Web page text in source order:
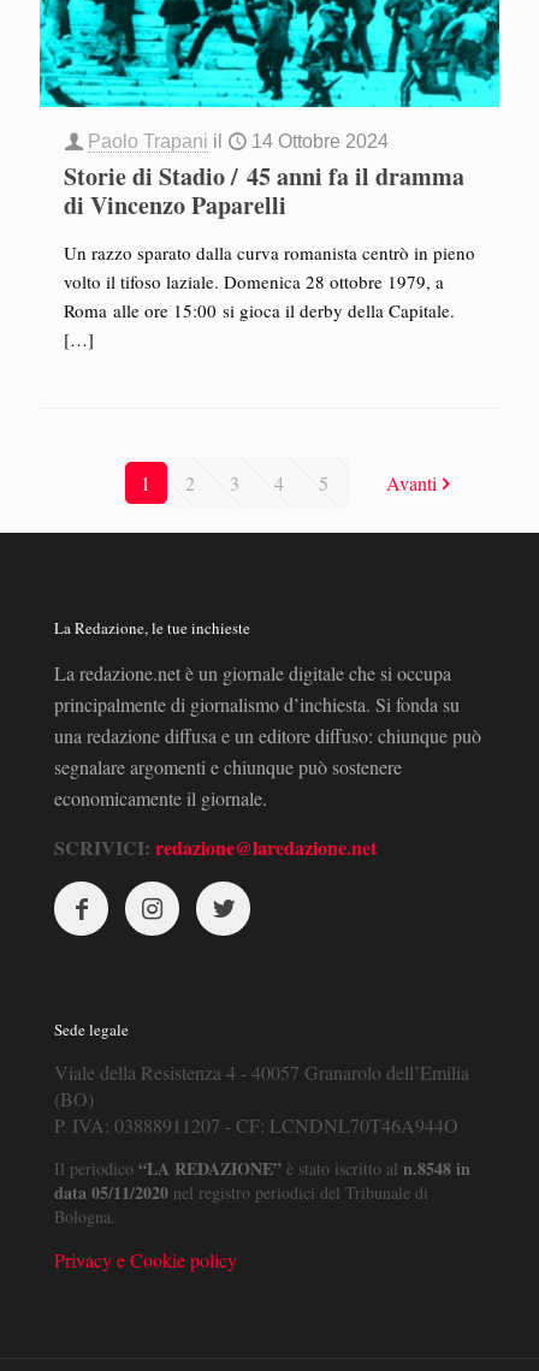
Paolo Trapani il 14 Ottobre 2024
Storie di Stadio / 45 anni fa il dramma
di Vincenzo Paparelli
Un razzo sparato dalla curva romanista centrò in pieno
volto il tifoso laziale. Domenica 28 ottobre 1979, a
Roma alle ore 15:00 si gioca il derby della Capitale.
[…]
1 2 3 4 5 Avanti
La Redazione, le tue inchieste
La redazione.net è un giornale digitale che si occupa
principalmente di giornalismo d’inchiesta. Si fonda su
una redazione diffusa e un editore diffuso: chiunque può
segnalare argomenti e chiunque può sostenere
economicamente il giornale.
SCRIVICI: redazione@laredazione.net
Sede legale
Viale della Resistenza 4 - 40057 Granarolo dell’Emilia
(BO)
P. IVA: 03888911207 - CF: LCNDNL70T46A944O
Il periodico “LA REDAZIONE” è stato iscritto al n.8548 in
data 05/11/2020 nel registro periodici del Tribunale di
Bologna.
Privacy e Cookie policy